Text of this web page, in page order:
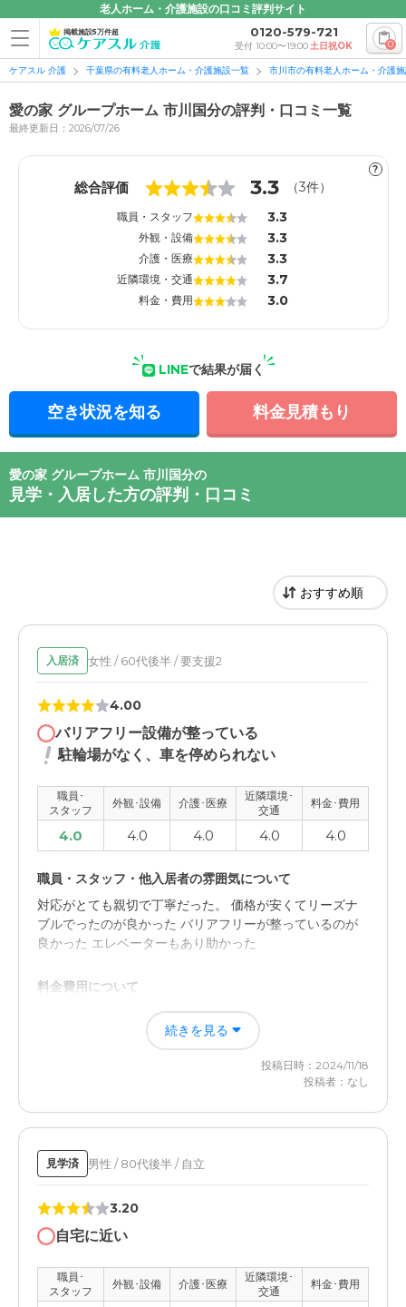
老人ホーム・介護施設の口コミ評判サイト
掲載施設5万件超 0120-579-721
受付 10:00〜19:00土日祝OK 0
ケアスル 介護 千葉県の有料老人ホーム・介護施設一覧 市川市の有料老人ホーム・介護
愛の家 グループホーム 市川国分の評判・口コミ一覧
最終更新日：2026/07/26
?
総合評価 3.3 （3件）
職員・スタッフ 3.3
外観・設備 3.3
介護・医療 3.3
近隣環境・交通 3.7
料金・費用 3.0
LINEで結果が届く
空き状況を知る 料金見積もり
愛の家 グループホーム 市川国分の
見学・入居した方の評判・口コミ
入居済 女性 / 60代後半 / 要支援2
4.00
バリアフリー設備が整っている
駐輪場がなく、車を停められない
職員･
スタッフ
外観･設備 介護･医療
近隣環境･
交通
料金･費用
4.0 4.0 4.0 4.0 4.0
職員・スタッフ・他入居者の雰囲気について
対応がとても親切で丁寧だった。 価格が安くてリーズナ
ブルでったのが良かった バリアフリーが整っているのが
良かった エレベーターもあり助かった
料金費用について
駐輪場がなく、車を停めることができなかったのが困った
価格をもう少し安くしてもらえると良かった スタッフの
対応がもっと親切で丁寧だと良かった
続きを見る
投稿日時：2024/11/18
投稿者：なし
見学済 男性 / 80代後半 / 自立
3.20
自宅に近い
職員･
スタッフ
外観･設備 介護･医療
近隣環境･
交通
料金･費用